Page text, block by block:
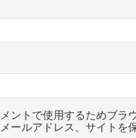
ントで使用するためブラ
ールアドレス、サイトを